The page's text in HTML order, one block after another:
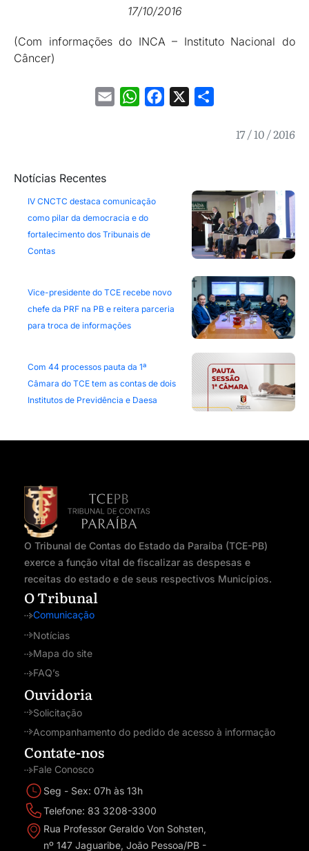
17/10/2016
(Com informações do INCA – Instituto Nacional do
Câncer)
Email WhatsAppFacebook
17 / 10 / 2016
Notícias Recentes
IV CNCTC destaca comunicação
como pilar da democracia e do
fortalecimento dos Tribunais de
Contas
Vice-presidente do TCE recebe novo
chefe da PRF na PB e reitera parceria
para troca de informações
Com 44 processos pauta da 1ª
Câmara do TCE tem as contas de dois
Institutos de Previdência e Daesa
O Tribunal de Contas do Estado da Paraíba (TCE-PB)
exerce a função vital de fiscalizar as despesas e
receitas do estado e de seus respectivos Municípios.
O Tribunal
Comunicação
Notícias
Mapa do site
FAQ’s
Ouvidoria
Solicitação
Acompanhamento do pedido de acesso à informação
Contate-nos
Fale Conosco
Seg - Sex: 07h às 13h
Telefone: 83 3208-3300
Rua Professor Geraldo Von Sohsten,
nº 147 Jaguaribe, João Pessoa/PB -